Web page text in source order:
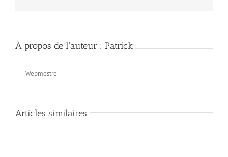
À propos de l'auteur : Patrick
Webmestre
Articles similaires